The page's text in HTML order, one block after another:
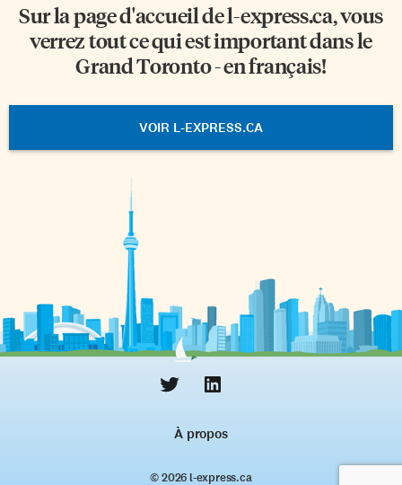
Sur la page d'accueil del-express.ca, vous
verrez tout ce qui est important dans le
Grand Toronto - en français!
VOIR L-EXPRESS.CA
À propos
© 2026 l‑express.ca